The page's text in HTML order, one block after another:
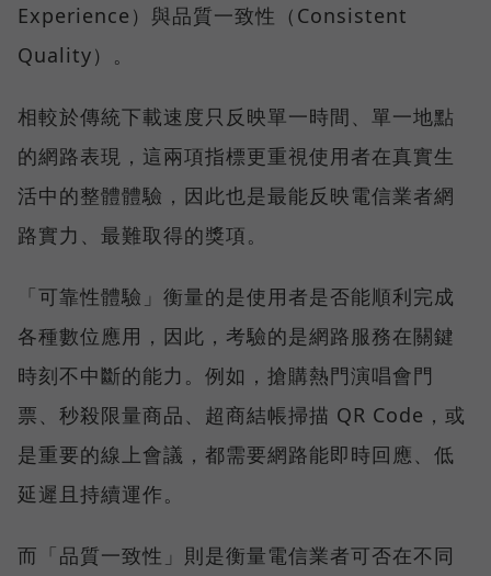
Experience）與品質一致性（Consistent
Quality）。
相較於傳統下載速度只反映單一時間、單一地點
的網路表現，這兩項指標更重視使用者在真實生
活中的整體體驗，因此也是最能反映電信業者網
路實力、最難取得的獎項。
「可靠性體驗」衡量的是使用者是否能順利完成
各種數位應用，因此，考驗的是網路服務在關鍵
時刻不中斷的能力。例如，搶購熱門演唱會門
票、秒殺限量商品、超商結帳掃描 QR Code，或
是重要的線上會議，都需要網路能即時回應、低
延遲且持續運作。
而「品質一致性」則是衡量電信業者可否在不同